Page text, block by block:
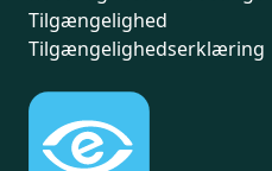
Tilgængelighed
Tilgængelighedserklæring